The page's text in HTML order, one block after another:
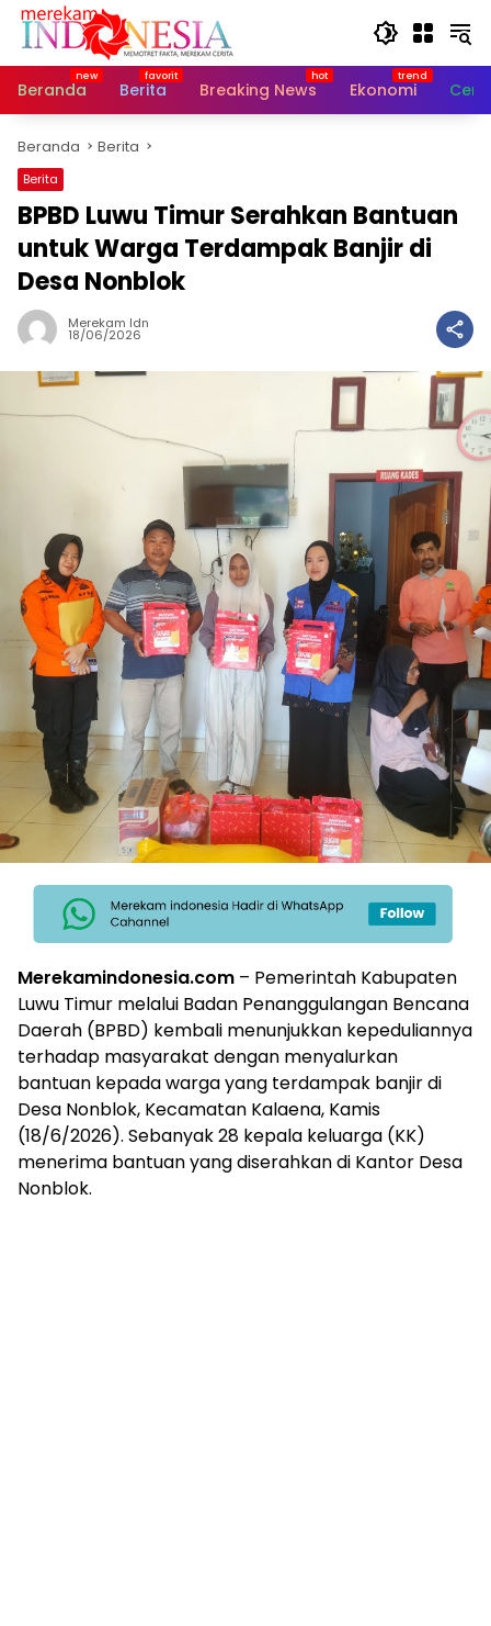
Langsung
Beranda
Berita Breaking News Ekonomi
Beranda Berita
Berita
BPBD Luwu Timur Serahkan Bantuan
untuk Warga Terdampak Banjir di
Desa Nonblok
Merekam Idn
18/06/2026
Merekamindonesia.com – Pemerintah Kabupaten
Luwu Timur melalui Badan Penanggulangan Bencana
Daerah (BPBD) kembali menunjukkan kepeduliannya
terhadap masyarakat dengan menyalurkan
bantuan kepada warga yang terdampak banjir di
Desa Nonblok, Kecamatan Kalaena, Kamis
(18/6/2026). Sebanyak 28 kepala keluarga (KK)
menerima bantuan yang diserahkan di Kantor Desa
Nonblok.